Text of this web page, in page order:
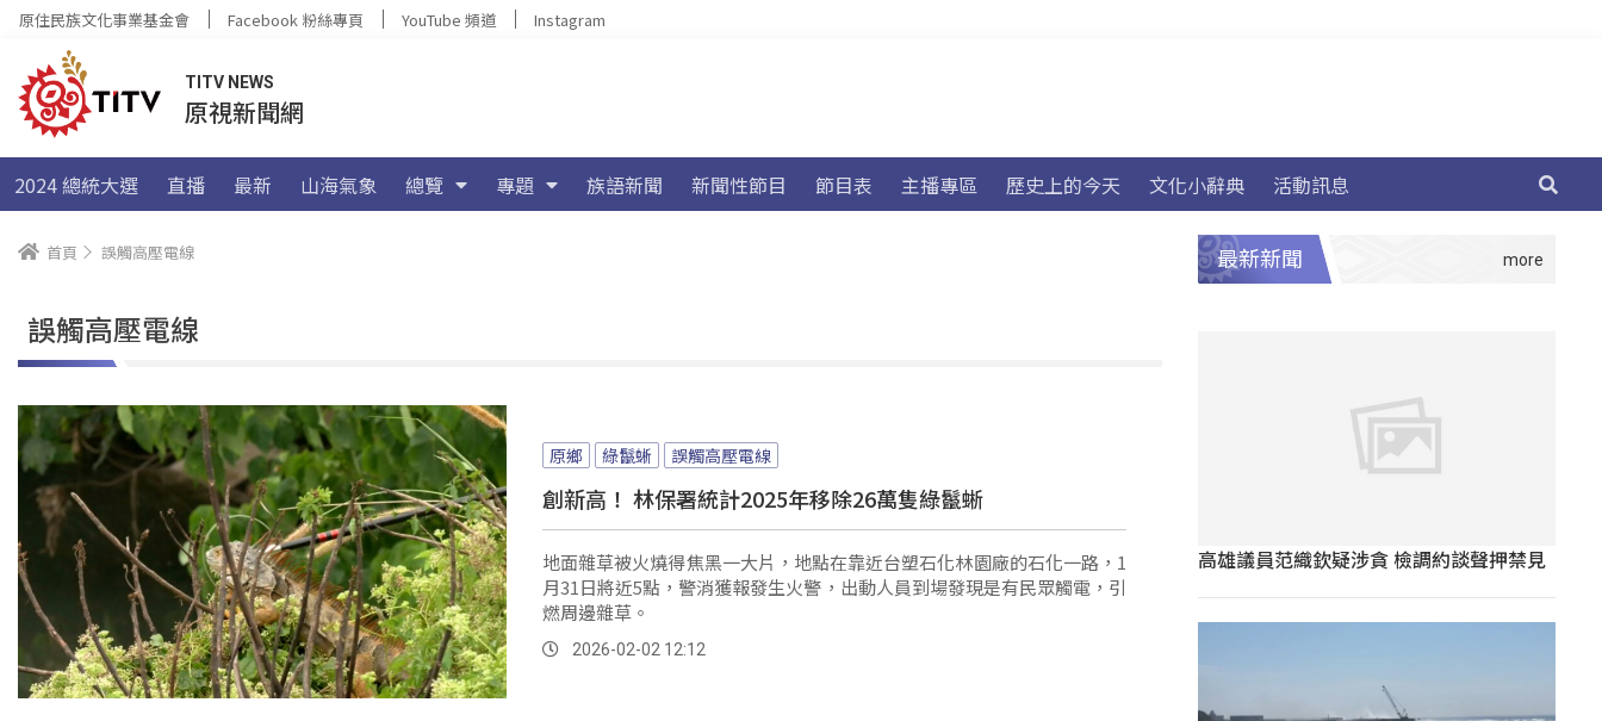
原住民族文化事業基金會 Facebook 粉絲專頁 YouTube 頻道 Instagram
TITV NEWS
原視新聞網
2024 總統大選 直播 最新 山海氣象 總覽 專題 族語新聞 新聞性節目 節目表 主播專區 歷史上的今天 文化小辭典 活動訊息
首頁 誤觸高壓電線
誤觸高壓電線
原鄉 綠鬣蜥 誤觸高壓電線
創新高！ 林保署統計2025年移除26萬隻綠鬣蜥
地面雜草被火燒得焦黑一大片，地點在靠近台塑石化林園廠的石化一路，1
月31日將近5點，警消獲報發生火警，出動人員到場發現是有民眾觸電，引
燃周邊雜草。
2026-02-02 12:12
最新新聞
高雄議員范織欽疑涉貪 檢調約談聲押禁見